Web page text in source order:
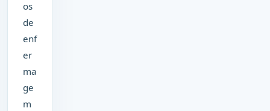
os
de
enf
er
ma
ge
m